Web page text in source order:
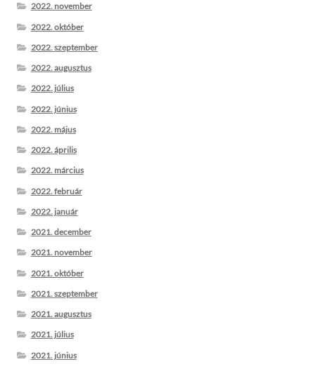
2022. november
2022. október
2022. szeptember
2022. augusztus
2022. július
2022. június
2022. május
2022. április
2022. március
2022. február
2022. január
2021. december
2021. november
2021. október
2021. szeptember
2021. augusztus
2021. július
2021. június